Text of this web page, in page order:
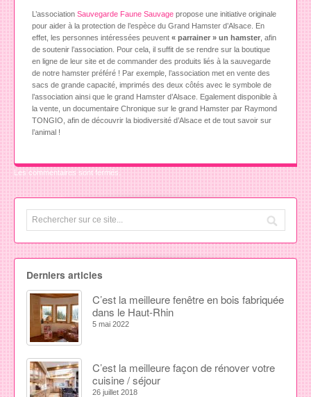
L’association Sauvegarde Faune Sauvage propose une initiative originale
pour aider à la protection de l’espèce du Grand Hamster d’Alsace. En
effet, les personnes intéressées peuvent « parrainer » un hamster , afin
de soutenir l’association. Pour cela, il suffit de se rendre sur la boutique
en ligne de leur site et de commander des produits liés à la sauvegarde
de notre hamster préféré ! Par exemple, l’association met en vente des
sacs de grande capacité, imprimés des deux côtés avec le symbole de
l’association ainsi que le grand Hamster d’Alsace. Egalement disponible à
la vente, un documentaire Chronique sur le grand Hamster par Raymond
TONGIO, afin de découvrir la biodiversité d’Alsace et de tout savoir sur
l’animal !
Les commentaires sont fermés.
Derniers articles
C’est la meilleure fenêtre en bois fabriquée
dans le Haut-Rhin
5 mai 2022
C’est la meilleure façon de rénover votre
cuisine / séjour
26 juillet 2018